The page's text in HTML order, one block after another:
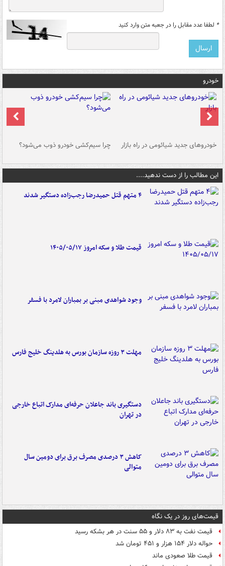
* لطفا عدد مقابل را در جعبه متن وارد کنید
خودرو
خودروهای جدید شیائومی در راه بازار چرا سیم‌کشی خودرو ذوب می‌شود؟
این مطالب را از دست ندهید....
۴ متهم قتل حمیدرضا رجب‌زاده دستگیر شدند
قیمت طلا و سکه امروز ۱۴۰۵/۰۵/۱۷
وجود شواهدی مبنی بر بمباران لامرد با فسفر
مهلت ۳ روزه سازمان بورس به هلدینگ خلیج فارس
دستگیری باند جاعلان حرفه‌ای مدارک اتباع خارجی
در تهران
کاهش ۳ درصدی مصرف برق برای دومین سال
متوالی
قیمت‌های روز در یک نگاه
قیمت نفت به ۸۳ دلار و ۵۵ سنت در هر بشکه رسید
حواله دلار ۱۵۴ هزار و ۴۵۱ تومان شد
قیمت طلا صعودی ماند